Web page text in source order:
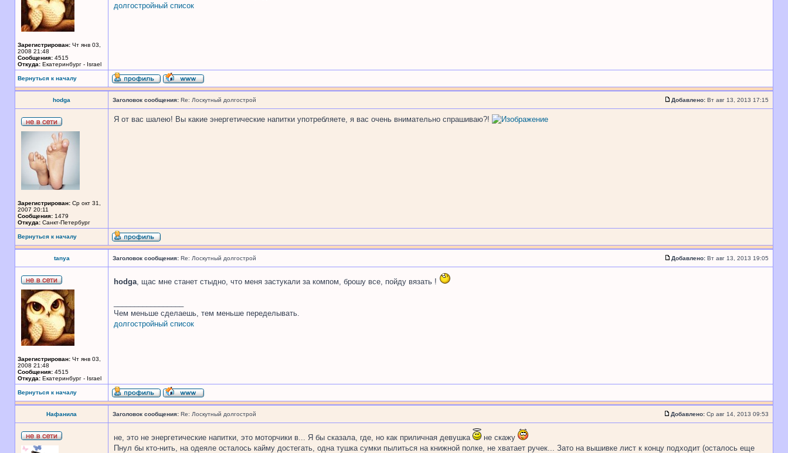
Зарегистрирован: Чт янв 03,
2008 21:48
Сообщения: 4515
Откуда: Екатеринбург - Israel
долгостройный список
Вернуться к началу
hodga Заголовок сообщения: Re: Лоскутный долгострой Добавлено: Вт авг 13, 2013 17:15
Зарегистрирован: Ср окт 31,
2007 20:11
Сообщения: 1479
Откуда: Санкт-Петербург
Я от вас шалею! Вы какие энергетические напитки употребляете, я вас очень внимательно спрашиваю?!
Вернуться к началу
tanya Заголовок сообщения: Re: Лоскутный долгострой Добавлено: Вт авг 13, 2013 19:05
Зарегистрирован: Чт янв 03,
2008 21:48
Сообщения: 4515
Откуда: Екатеринбург - Israel
hodga, щас мне станет стыдно, что меня застукали за компом, брошу все, пойду вязать !
Чем меньше сделаешь, тем меньше переделывать.
долгостройный список
Вернуться к началу
Нафанила Заголовок сообщения: Re: Лоскутный долгострой Добавлено: Ср авг 14, 2013 09:53
не, это не энергетические напитки, это моторчики в... Я бы сказала, где, но как приличная девушка
не скажу
Пнул бы кто-нить, на одеяле осталось кайму достегать, одна тушка сумки пылиться на книжной полке, не хватает ручек... Зато на вышивке лист к концу подходит (осталось еще